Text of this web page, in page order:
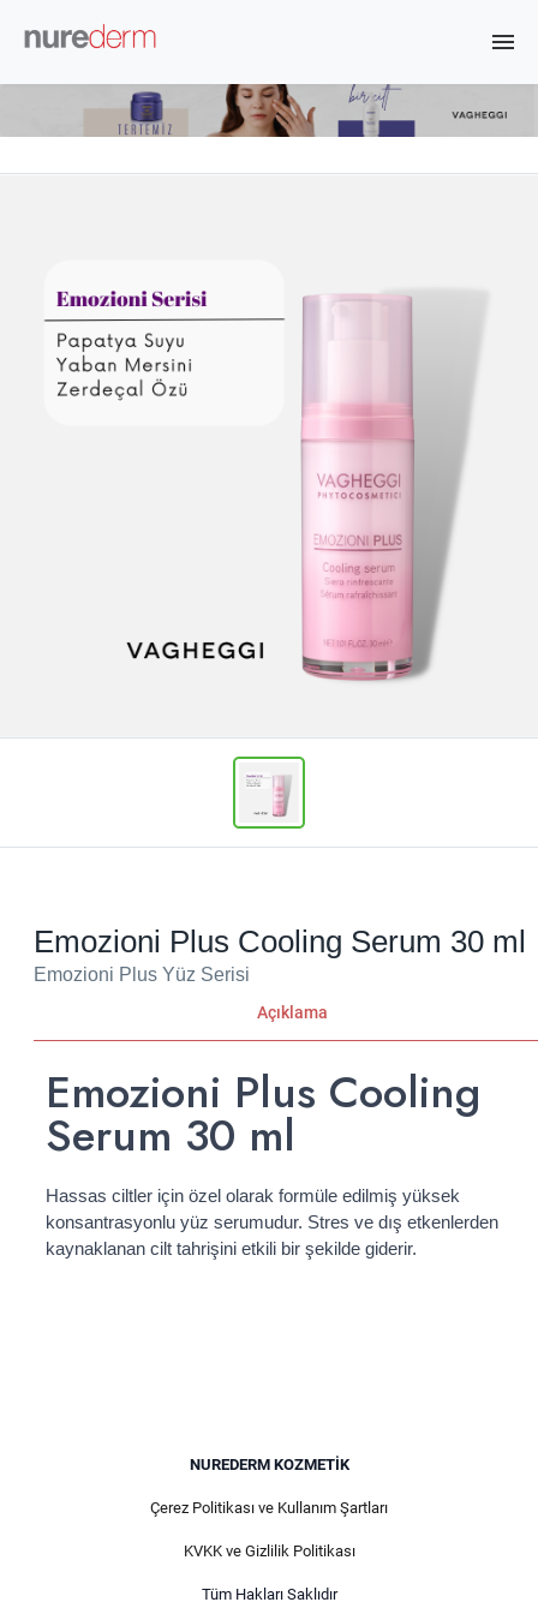
Emozioni Plus Cooling Serum 30 ml
Emozioni Plus Yüz Serisi
Açıklama
Emozioni Plus Cooling
Serum 30 ml
Hassas ciltler için özel olarak formüle edilmiş yüksek
konsantrasyonlu yüz serumudur. Stres ve dış etkenlerden
kaynaklanan cilt tahrişini etkili bir şekilde giderir.
NUREDERM KOZMETIK
Çerez Politikası ve Kullanım Şartları
KVKK ve Gizlilik Politikası
Tüm Hakları Saklıdır